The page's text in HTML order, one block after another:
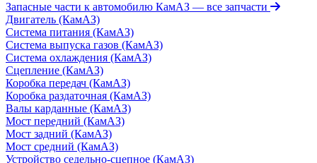
Запасные части к автомобилю КамАЗ — все запчасти
Двигатель (КамАЗ)
Система питания (КамАЗ)
Система выпуска газов (КамАЗ)
Система охлаждения (КамАЗ)
Сцепление (КамАЗ)
Коробка передач (КамАЗ)
Коробка раздаточная (КамАЗ)
Валы карданные (КамАЗ)
Мост передний (КамАЗ)
Мост задний (КамАЗ)
Мост средний (КамАЗ)
Устройство седельно-сцепное (КамАЗ)